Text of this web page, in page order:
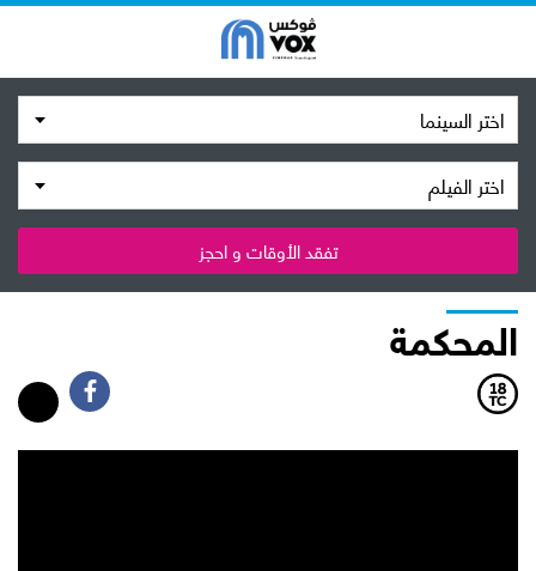
اختر السينما
اختر الفيلم
تفقد الأوقات و احجز
المحكمة